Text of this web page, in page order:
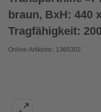
braun, BxH: 440
Tragfähigkeit:
Online-Artikelnr.: 1365302